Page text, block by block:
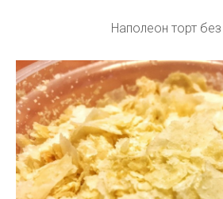
Наполеон торт без